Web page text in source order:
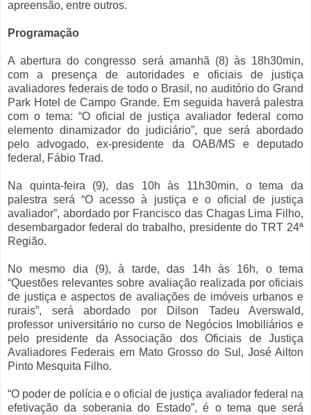
apreensão, entre outros.
Programação
A abertura do congresso será amanhã (8) às 18h30min,
com a presença de autoridades e oficiais de justiça
avaliadores federais de todo o Brasil, no auditório do Grand
Park Hotel de Campo Grande. Em seguida haverá palestra
com o tema: “O oficial de justiça avaliador federal como
elemento dinamizador do judiciário”, que será abordado
pelo advogado, ex-presidente da OAB/MS e deputado
federal, Fábio Trad.
Na quinta-feira (9), das 10h às 11h30min, o tema da
palestra será “O acesso à justiça e o oficial de justiça
avaliador”, abordado por Francisco das Chagas Lima Filho,
desembargador federal do trabalho, presidente do TRT 24ª
Região.
No mesmo dia (9), à tarde, das 14h às 16h, o tema
“Questões relevantes sobre avaliação realizada por oficiais
de justiça e aspectos de avaliações de imóveis urbanos e
rurais”, será abordado por Dilson Tadeu Averswald,
professor universitário no curso de Negócios Imobiliários e
pelo presidente da Associação dos Oficiais de Justiça
Avaliadores Federais em Mato Grosso do Sul​, José Ailton
Pinto Mesquita Filho.
“O poder de polícia e o oficial de justiça avaliador federal na
efetivação da soberania do Estado”, é o tema que será